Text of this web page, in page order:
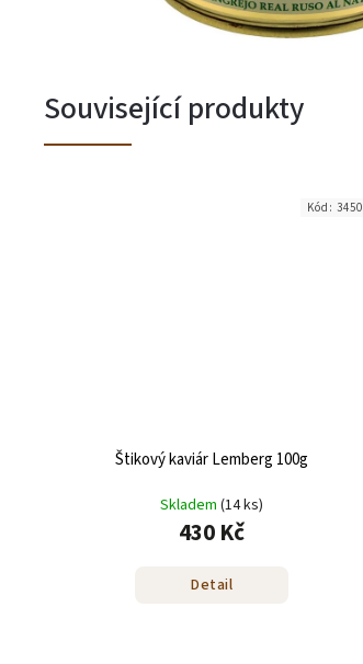
Související produkty
Štikový kaviár Lemberg 100g
Skladem(14 ks)
430 Kč
Detail
Kód: 3450